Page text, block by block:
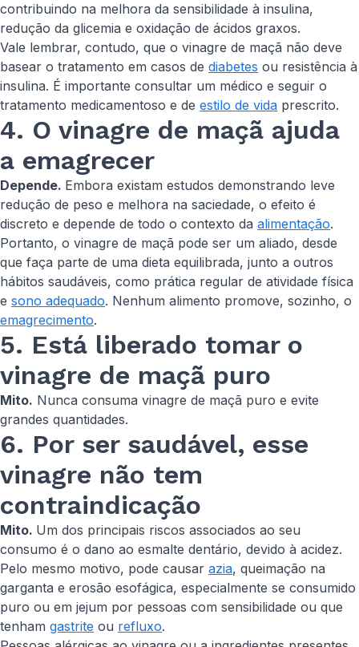
contribuindo na melhora da sensibilidade à insulina,
redução da glicemia e oxidação de ácidos graxos.
Vale lembrar, contudo, que o vinagre de maçã não deve
basear o tratamento em casos de diabetes ou resistência à
insulina. É importante consultar um médico e seguir o
tratamento medicamentoso e de estilo de vida prescrito.
4. O vinagre de maçã ajuda
a emagrecer
Depende. Embora existam estudos demonstrando leve
redução de peso e melhora na saciedade, o efeito é
discreto e depende de todo o contexto da alimentação.
Portanto, o vinagre de maçã pode ser um aliado, desde
que faça parte de uma dieta equilibrada, junto a outros
hábitos saudáveis, como prática regular de atividade física
e sono adequado. Nenhum alimento promove, sozinho, o
emagrecimento.
5. Está liberado tomar o
vinagre de maçã puro
Mito. Nunca consuma vinagre de maçã puro e evite
grandes quantidades.
6. Por ser saudável, esse
vinagre não tem
contraindicação
Mito. Um dos principais riscos associados ao seu
consumo é o dano ao esmalte dentário, devido à acidez.
Pelo mesmo motivo, pode causar azia, queimação na
garganta e erosão esofágica, especialmente se consumido
puro ou em jejum por pessoas com sensibilidade ou que
tenham gastrite ou refluxo.